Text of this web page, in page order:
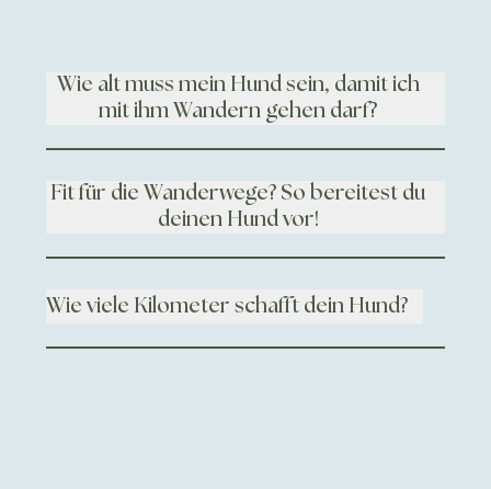
Wie alt muss mein Hund sein, damit ich
mit ihm Wandern gehen darf?
Fit für die Wanderwege? So bereitest du
deinen Hund vor!
Wie viele Kilometer schafft dein Hund?